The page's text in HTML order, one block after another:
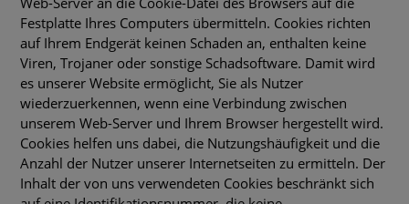
Festplatte Ihres Computers übermitteln. Cookies richten
auf Ihrem Endgerät keinen Schaden an, enthalten keine
Viren, Trojaner oder sonstige Schadsoftware. Damit wird
es unserer Website ermöglicht, Sie als Nutzer
wiederzuerkennen, wenn eine Verbindung zwischen
unserem Web-Server und Ihrem Browser hergestellt wird.
Cookies helfen uns dabei, die Nutzungshäufigkeit und die
Anzahl der Nutzer unserer Internetseiten zu ermitteln. Der
Inhalt der von uns verwendeten Cookies beschränkt sich